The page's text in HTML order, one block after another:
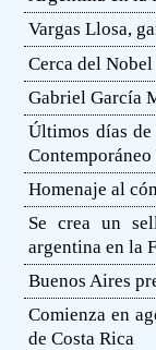
Vargas Llosa,
Cerca del Nobel
Gabriel García
Últimos días
Homenaje al
Se crea un
argentina en la
Buenos Aires
Comienza en
de Costa Rica